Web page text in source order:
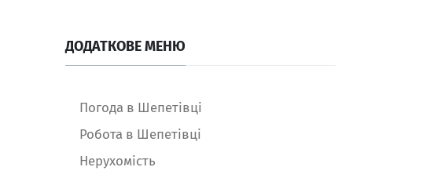
ДОДАТКОВЕ МЕНЮ
Погода в Шепетівці
Робота в Шепетівці
Нерухомість